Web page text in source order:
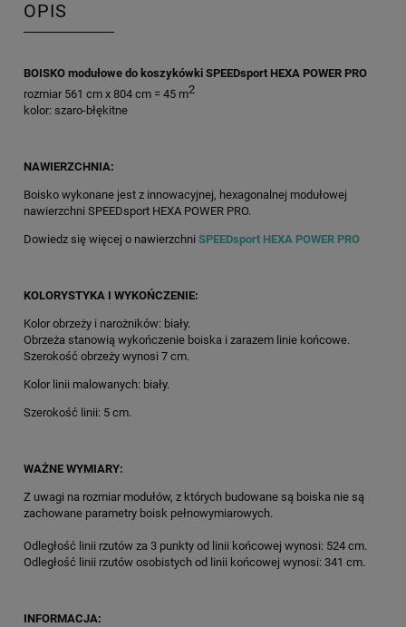
OPIS
BOISKO modułowe do koszykówki SPEEDsport HEXA POWER PRO
rozmiar 561 cm x 804 cm = 45 m2
kolor: szaro-błękitne
NAWIERZCHNIA:
Boisko wykonane jest z innowacyjnej, hexagonalnej modułowej
nawierzchni SPEEDsport HEXA POWER PRO.
Dowiedz się więcej o nawierzchni SPEEDsport HEXA POWER PRO
KOLORYSTYKA I WYKOŃCZENIE:
Kolor obrzeży i narożników: biały.
Obrzeża stanowią wykończenie boiska i zarazem linie końcowe.
Szerokość obrzeży wynosi 7 cm.
Kolor linii malowanych: biały.
Szerokość linii: 5 cm.
WAŻNE WYMIARY:
Z uwagi na rozmiar modułów, z których budowane są boiska nie są
zachowane parametry boisk pełnowymiarowych.
Odległość linii rzutów za 3 punkty od linii końcowej wynosi: 524 cm.
Odległość linii rzutów osobistych od linii końcowej wynosi: 341 cm.
INFORMACJA: